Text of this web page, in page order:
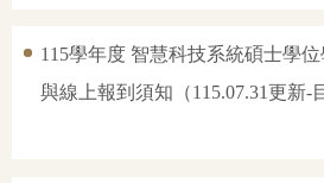
115學年度 智慧科技系統碩士學
與線上報到須知（115.07.31更新-